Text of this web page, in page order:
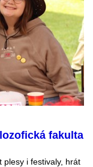
fakulta
plesy i festivaly, hrát